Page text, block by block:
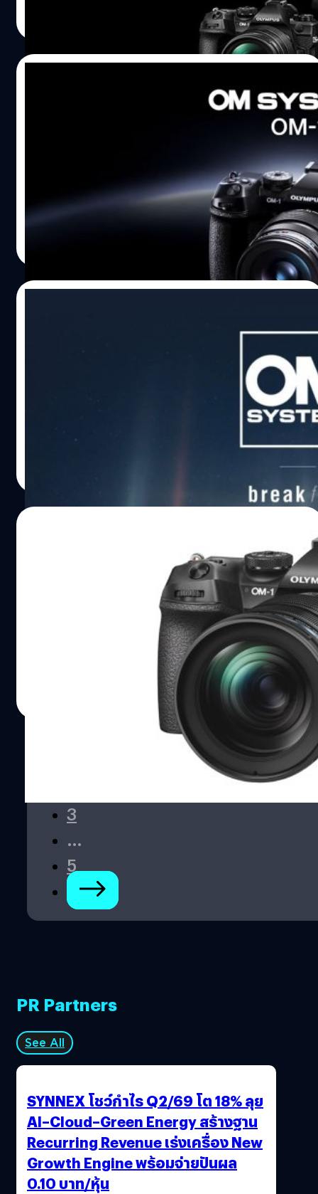
เงินเฟ้อและชิปขาดตลาดทำพิษ OM Digital
ประกาศเตรียมปรับขึ้นราคากล้องเลนส์ในญี่ปุ่น
OM Digital Solution ประกาศเตรียมปรับขึ้นราคากล้อง และ
เลนส์ OM System รวมถึงกล้อง 'OM-1' และ 'E-M10 Mark IV'
ในประเทศญี่ปุ่นวันที่ 1 กรกฎาคม 2022 ที่กำลังจะถึงนี้ จาก
เหตุผลด้านต้นทุนการผลิตที่สูงขึ้นประกอบกับการขาดแคลน
ชิปในช่วงที่ผ่านมา
บดินทร์ ตันวิเชียร
ลือ! OM System OM-5 เตรียมเปิดตัวช่วง
เรียกว่ามีข่าวลือออกมามากมายในเว็บไซต์จีน สำหรับ 'OM
System OM-5' กล้องมิเรอร์เลส Micro Four Thirds รุ่นใหม่
โดยคาดกันเจ้า OM-5 จะเปิดตัวอย่างเป็นทางการในเดือน
OM System OM-1 อาจเป็นกล้องรุ่นสุดท้าย ที่
สลักชื่อแบรนด์ ‘Olympus’
อย่างที่ทราบกัน ปัจจุบันค่าย Olympus ได้ส่งไม้ต่อกิจการ
ถ่ายภาพให้แก่ JIP ตั้งบริษัทใหม่ OM Digital Solutions
Corporation ตั้งแต่เมื่อต้นปี 2021 ที่ผ่านมา ซึ่งกล้องเรือธงรุ่น
ล่าสุดอย่าง 'OM-1' ก็ยังทำให้แฟน ๆ ได้ชื่นใจกันอยู่ เพราะยัง
สลักโลโก้ Olympus แบบเดิมไว้ที่กระโหลกกล้องให้คงคิดถึง
| 1618 days ago
3
…
5
PR Partners
See All
SYNNEX โชว์กำไร Q2/69 โต 18% ลุย
AI–Cloud–Green Energy สร้างฐาน
Recurring Revenue เร่งเครื่อง New
Growth Engine พร้อมจ่ายปันผล
0.10 บาท/หุ้น